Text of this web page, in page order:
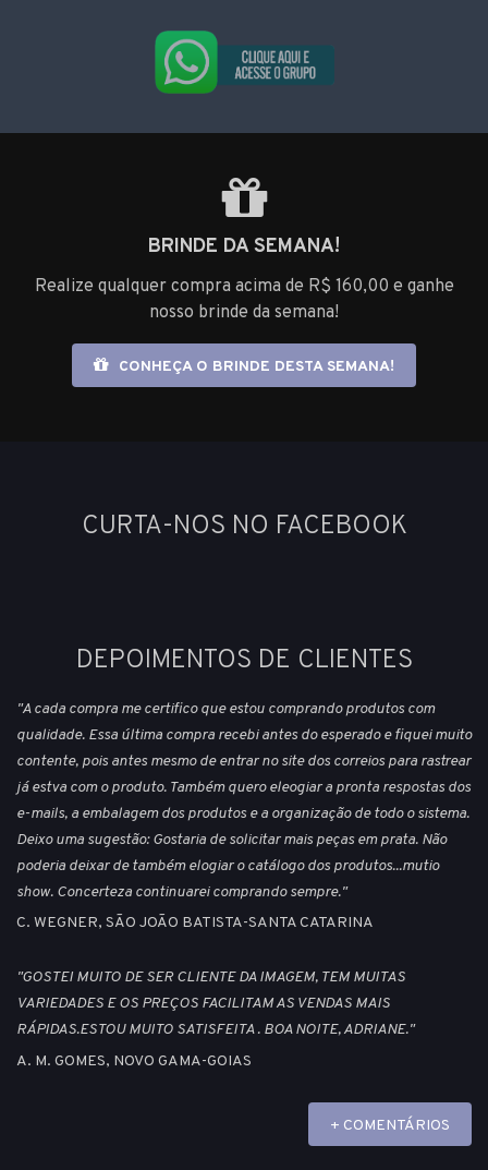
BRINDE DA SEMANA!
Realize qualquer compra acima de R$ 160,00 e ganhe
nosso brinde da semana!
CONHEÇA O BRINDE DESTA SEMANA!
CURTA-NOS NO FACEBOOK
DEPOIMENTOS DE CLIENTES
"A cada compra me certifico que estou comprando produtos com
qualidade. Essa última compra recebi antes do esperado e fiquei muito
contente, pois antes mesmo de entrar no site dos correios para rastrear
já estva com o produto. Também quero eleogiar a pronta respostas dos
e-mails, a embalagem dos produtos e a organização de todo o sistema.
Deixo uma sugestão: Gostaria de solicitar mais peças em prata. Não
poderia deixar de também elogiar o catálogo dos produtos...mutio
show. Concerteza continuarei comprando sempre."
C. WEGNER, SÃO JOÃO BATISTA-SANTA CATARINA
"GOSTEI MUITO DE SER CLIENTE DA IMAGEM, TEM MUITAS
VARIEDADES E OS PREÇOS FACILITAM AS VENDAS MAIS
RÁPIDAS.ESTOU MUITO SATISFEITA . BOA NOITE, ADRIANE."
A. M. GOMES, NOVO GAMA-GOIAS
+ COMENTÁRIOS